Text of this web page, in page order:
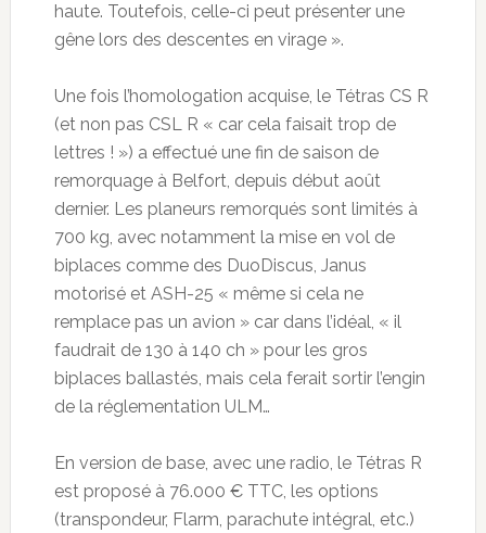
haute. Toutefois, celle-ci peut présenter une
gêne lors des descentes en virage ».
Une fois l’homologation acquise, le Tétras CS R
(et non pas CSL R « car cela faisait trop de
lettres ! ») a effectué une fin de saison de
remorquage à Belfort, depuis début août
dernier. Les planeurs remorqués sont limités à
700 kg, avec notamment la mise en vol de
biplaces comme des DuoDiscus, Janus
motorisé et ASH-25 « même si cela ne
remplace pas un avion » car dans l’idéal, « il
faudrait de 130 à 140 ch » pour les gros
biplaces ballastés, mais cela ferait sortir l’engin
de la réglementation ULM…
En version de base, avec une radio, le Tétras R
est proposé à 76.000 € TTC, les options
(transpondeur, Flarm, parachute intégral, etc.)